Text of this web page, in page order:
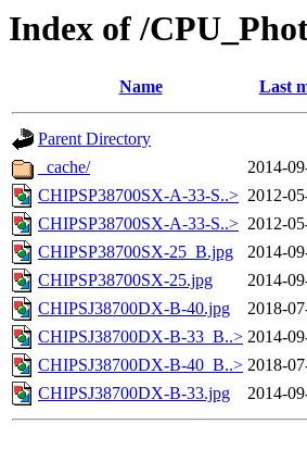
Index of /
Name Last
Parent Directory
_cache/
2014-
CHIPSP38700SX-A-33-S..> 2012-
CHIPSP38700SX-A-33-S..> 2012-
CHIPSP38700SX-25_B.jpg
2014-
CHIPSP38700SX-25.jpg
2014-
CHIPSJ38700DX-B-40.jpg
2018-
CHIPSJ38700DX-B-33_B..> 2014-
CHIPSJ38700DX-B-40_B..> 2018-
CHIPSJ38700DX-B-33.jpg
2014-